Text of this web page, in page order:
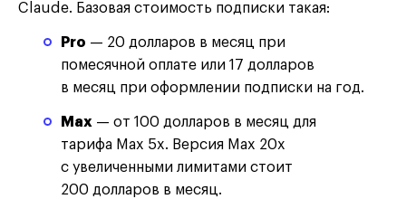
Claude. Базовая стоимость подписки такая:
Pro — 20 долларов в месяц при
помесячной оплате или 17 долларов
в месяц при оформлении подписки на год.
Max — от 100 долларов в месяц для
тарифа Max 5x. Версия Max 20x
с увеличенными лимитами стоит
200 долларов в месяц.